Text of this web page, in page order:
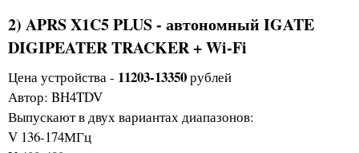
2) APRS X1C5 PLUS - автономный IGATE
DIGIPEATER TRACKER + Wi-Fi
Цена устройства - 11203-13350рублей
Автор: BH4TDV
Выпускают в двух вариантах диапазонов:
V 136-174МГц